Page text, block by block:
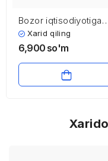
Bozor iqtisodiyotiga
o’tish davri.
O’zbekistonda bozor
tamoyillari va
xususiyatlari
Xarid qiling
6,900 so'm